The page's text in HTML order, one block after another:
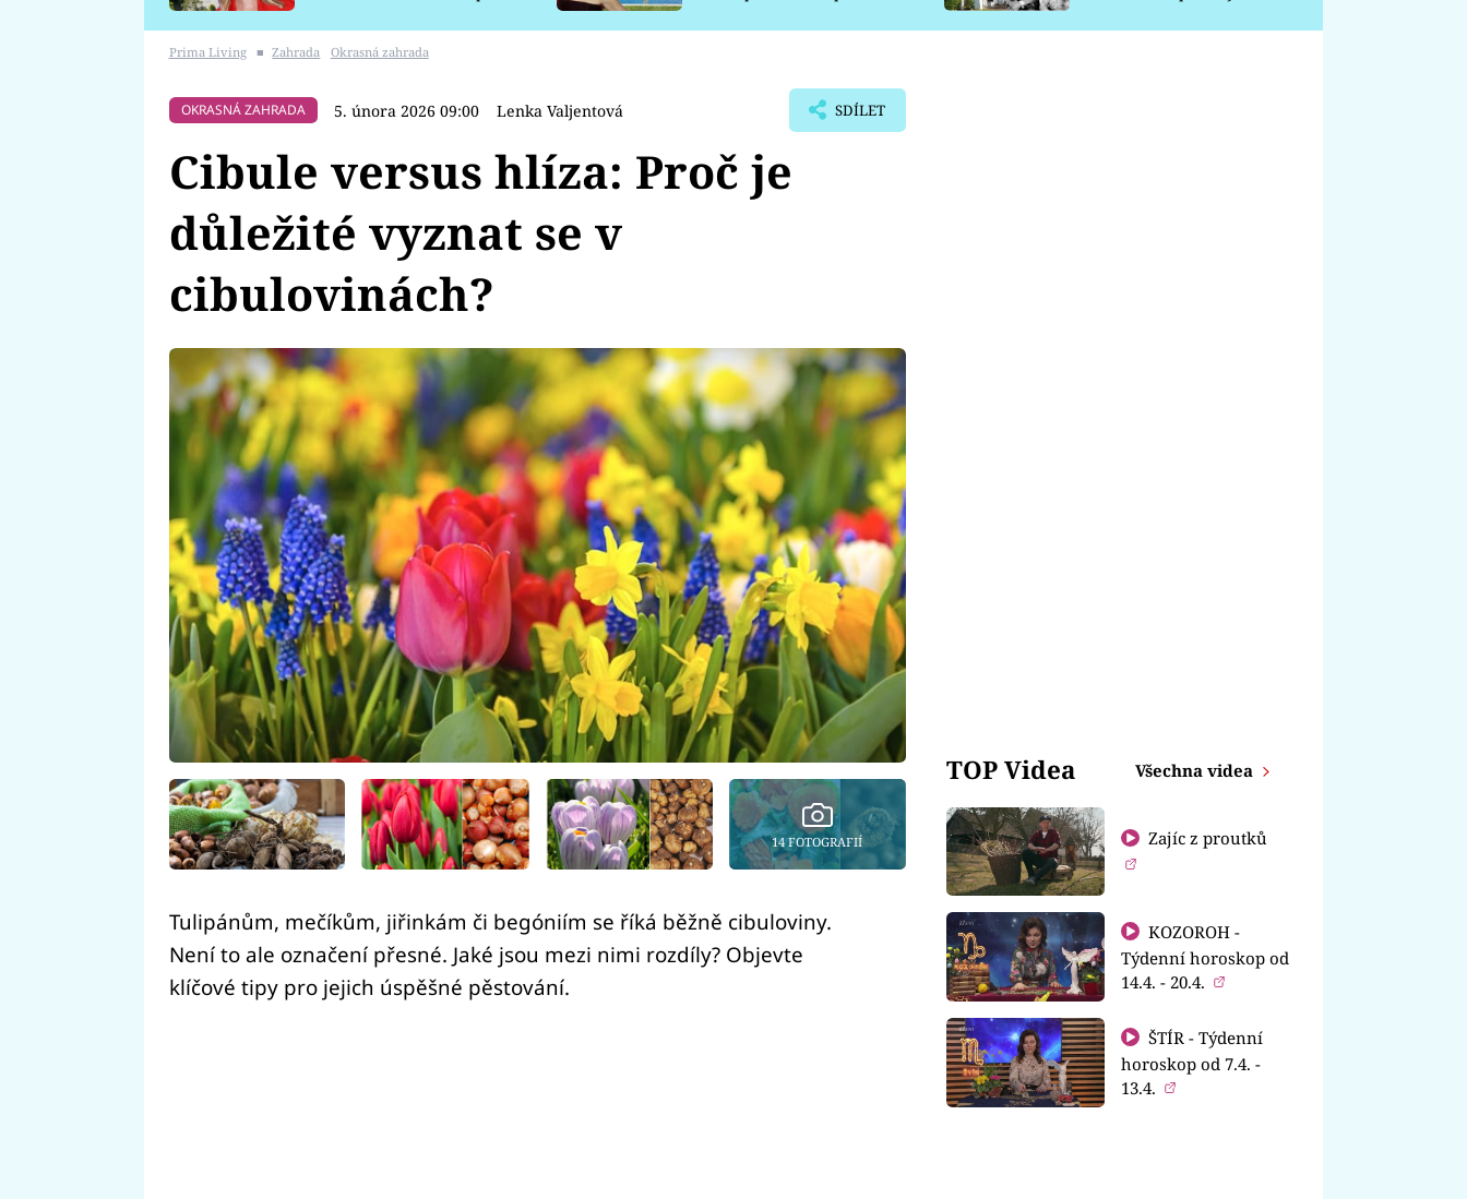
Prima Living ■ Zahrada Okrasná zahrada
OKRASNÁ ZAHRADA 5. února 2026 09:00 Lenka Valjentová SDÍLET
Cibule versus hlíza: Proč je
důležité vyznat se v
cibulovinách?
14 FOTOGRAFIÍ
Tulipánům, mečíkům, jiřinkám či begóniím se říká běžně cibuloviny.
Není to ale označení přesné. Jaké jsou mezi nimi rozdíly? Objevte
klíčové tipy pro jejich úspěšné pěstování.
TOP Videa Všechna videa
Zajíc z proutků
KOZOROH -
Týdenní horoskop od
14.4. - 20.4.
ŠTÍR - Týdenní
horoskop od 7.4. -
13.4.